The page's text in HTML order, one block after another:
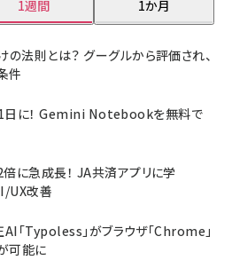
1週間 1か月
の法則とは？ グーグルから評価され、
件
日に！ Gemini Notebookを無料で
に急成長！ JA共済アプリに学
UX改善
「Typoless」がブラウザ「Chrome」
可能に